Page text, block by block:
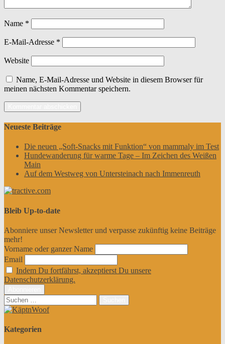
Name *
E-Mail-Adresse *
Website
Name, E-Mail-Adresse und Website in diesem Browser für
meinen nächsten Kommentar speichern.
Neueste Beiträge
Die neuen „Soft-Snacks mit Funktion“ von mammaly im Test
Hundewanderung für warme Tage – Im Zeichen des Weißen
Main
Auf dem Westweg von Untersteinach nach Immenreuth
Bleib Up-to-date
Abonniere unser Newsletter und verpasse zukünftig keine Beiträge
mehr!
Vorname oder ganzer Name
Email
Indem Du fortfährst, akzeptierst Du unsere
Datenschutzerklärung.
Suchen
nach:
Kategorien